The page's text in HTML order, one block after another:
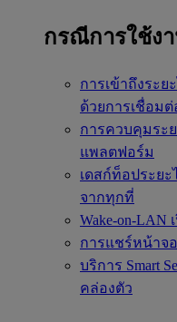
กรณีการใช้ง
การเข้าถึงระย
ด้วยการเชื่อม
การควบคุมระ
แพลตฟอร์ม
เดสก์ท็อประยะ
จากทุกที่
Wake-on-LAN
การแชร์หน้าจอ
บริการ Smart
คล่องตัว